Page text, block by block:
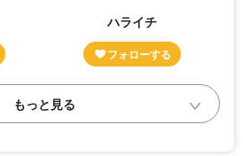
ハライチ